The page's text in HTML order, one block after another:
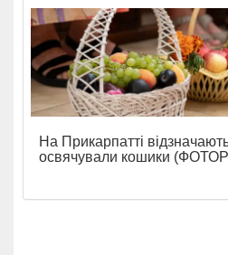
На Прикарпатті
освячували кошики